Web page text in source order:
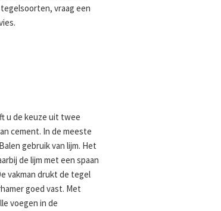
vraag een
u de keuze uit twee
cement. In de meeste
gebruik van lijm. Het
de lijm met een spaan
vakman drukt de tegel
goed vast. Met
voegen in de